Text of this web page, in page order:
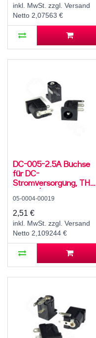
inkl. MwSt. zzgl. Versand
Netto 2,07563 €
DC-005-2.5A Buchse
für DC-
Stromversorgung, THT,
für 5,5 / 2,5 mm
Hohlstecker, 30 V, 500
mA, 90°, -25..80 °C
05-0004-00019
2,51 €
inkl. MwSt. zzgl. Versand
Netto 2,109244 €